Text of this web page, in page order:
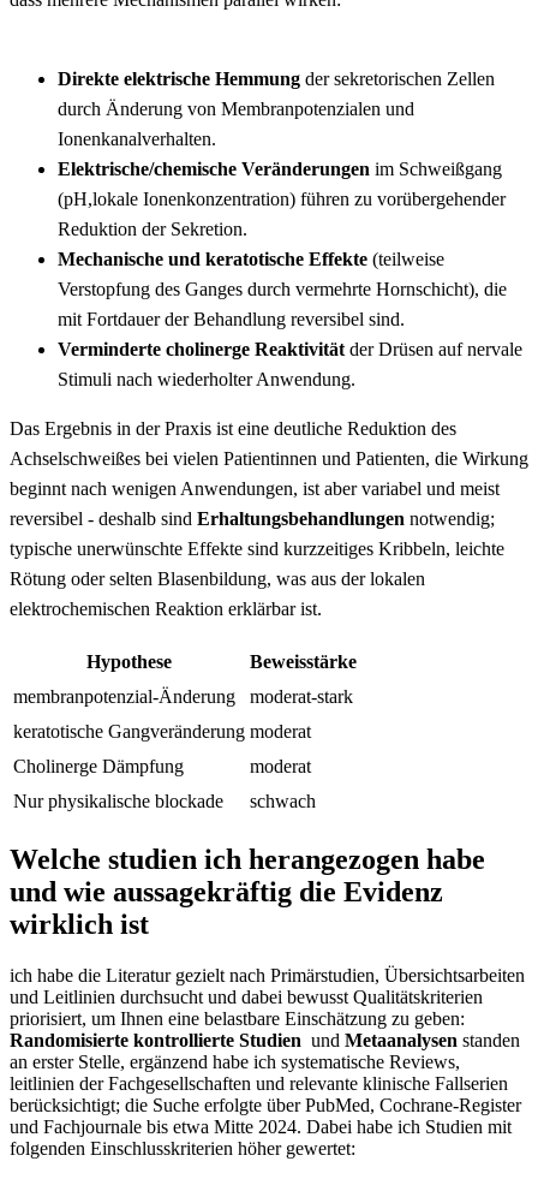
Direkte elektrische Hemmung der sekretorischen Zellen⁣
durch Änderung von Membranpotenzialen und
Ionenkanalverhalten.
Elektrische/chemische ​Veränderungen ‍im Schweißgang
⁣(pH,lokale Ionenkonzentration) führen zu ⁤vorübergehender
Reduktion‍ der Sekretion.
Mechanische und keratotische Effekte (teilweise
Verstopfung des Ganges durch vermehrte Hornschicht), die
mit Fortdauer der Behandlung reversibel sind.
Verminderte cholinerge ⁢Reaktivität der Drüsen auf⁣ nervale
Stimuli nach wiederholter ⁣Anwendung.
Das Ergebnis in der Praxis ist eine ‌deutliche Reduktion des
Achselschweißes bei ⁤vielen Patientinnen und Patienten, ⁤die ‍Wirkung
beginnt ⁣nach wenigen Anwendungen, ist aber variabel‌ und meist
reversibel ⁣- deshalb sind Erhaltungsbehandlungen notwendig;
typische unerwünschte Effekte sind kurzzeitiges⁣ Kribbeln,​ leichte
Rötung ​oder selten ⁢Blasenbildung, was aus der lokalen
elektrochemischen Reaktion erklärbar ist.
Hypothese
Beweisstärke
membranpotenzial‑Änderung
moderat-stark
keratotische Gangveränderung moderat
Cholinerge Dämpfung
moderat
Nur ⁢physikalische ⁢blockade
schwach
Welche‍ studien ich herangezogen habe
und wie aussagekräftig ⁢die ⁤Evidenz
wirklich ist
ich habe‌ die Literatur ⁢gezielt nach Primärstudien,⁣ Übersichtsarbeiten‌
und‍ Leitlinien durchsucht und dabei bewusst Qualitätskriterien
‌priorisiert, um Ihnen ‍eine belastbare Einschätzung zu geben:
Randomisierte​ kontrollierte Studien ​ und Metaanalysen standen⁤
an erster ⁢Stelle,​ ergänzend habe ich systematische Reviews,
leitlinien der Fachgesellschaften und relevante ​klinische‌ Fallserien
berücksichtigt; die Suche ‌erfolgte über PubMed, Cochrane-Register⁤
und Fachjournale​ bis etwa ⁤Mitte 2024.⁤ Dabei habe ich Studien mit
folgenden Einschlusskriterien höher gewertet: